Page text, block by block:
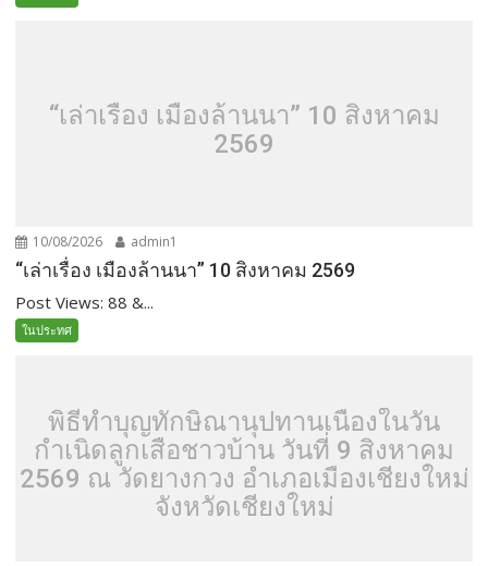
“เล่าเรื่อง เมืองล้านนา” 10 สิงหาคม
2569
10/08/2026 admin1
“เล่าเรื่อง เมืองล้านนา” 10 สิงหาคม 2569
Post Views: 88 &...
ในประทศ
พิธีทำบุญทักษิณานุปทานเนื่องในวัน
กำเนิดลูกเสือชาวบ้าน วันที่ 9 สิงหาคม
2569 ณ วัดยางกวง อำเภอเมืองเชียงใหม่
จังหวัดเชียงใหม่